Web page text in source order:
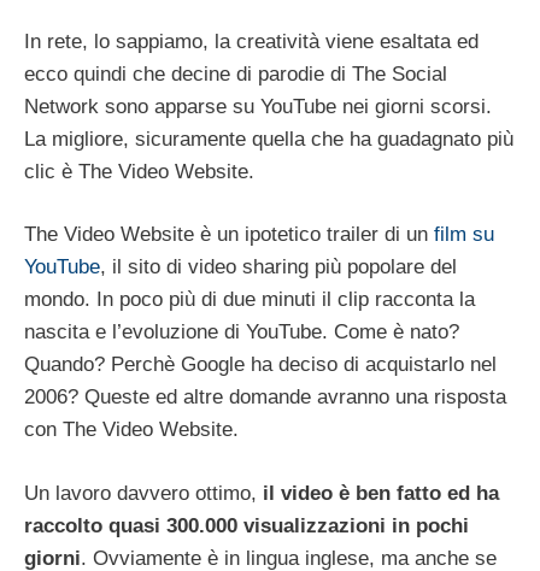
In rete, lo sappiamo, la creatività viene esaltata ed
ecco quindi che decine di parodie di The Social
Network sono apparse su YouTube nei giorni scorsi.
La migliore, sicuramente quella che ha guadagnato più
clic è The Video Website.
The Video Website è un ipotetico trailer di un film su
YouTube, il sito di video sharing più popolare del
mondo. In poco più di due minuti il clip racconta la
nascita e l’evoluzione di YouTube. Come è nato?
Quando? Perchè Google ha deciso di acquistarlo nel
2006? Queste ed altre domande avranno una risposta
con The Video Website.
Un lavoro davvero ottimo, il video è ben fatto ed ha
raccolto quasi 300.000 visualizzazioni in pochi
giorni. Ovviamente è in lingua inglese, ma anche se